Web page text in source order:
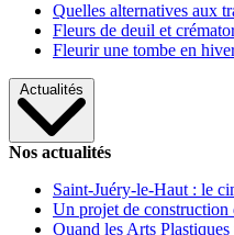
Quelles alternatives aux
Fleurs de deuil et
Fleurir une tombe en
Actualités
Nos actualités
Saint-Juéry-le-Haut : le
Un projet de
Quand les Arts